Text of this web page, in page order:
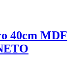
40cm MDF